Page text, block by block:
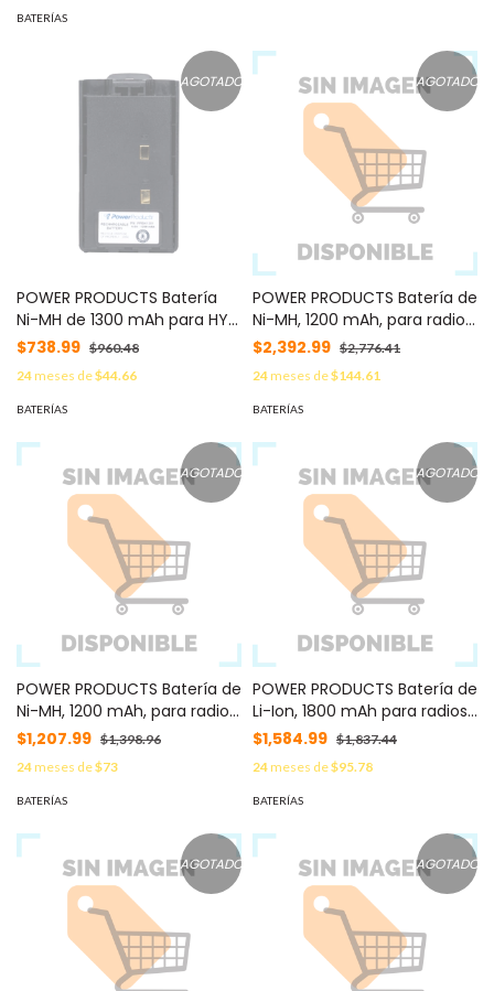
BATERÍAS
AGOTADO
POWER PRODUCTS Batería
Ni-MH de 1300 mAh para HYT
TC500 / TC-500U / TC-500V
MOD: PPBH1301
$738.99 $960.48
24meses de$44.66
BATERÍAS
AGOTADO
POWER PRODUCTS Batería de
Ni-MH, 1200 mAh, para radios
HYT TC600 / TC600U /
TC600V MOD: PPBL2010LI
$2,392.99 $2,776.41
24meses de$144.61
BATERÍAS
AGOTADO
POWER PRODUCTS Batería de
Ni-MH, 1200 mAh, para radios
HYT TC600 / TC600U /
TC600V MOD: PPBL1506LI
$1,207.99 $1,398.96
24meses de$73
BATERÍAS
AGOTADO
POWER PRODUCTS Batería de
Li-Ion, 1800 mAh para radios
HYT TC-700/780 MOD:
$1,584.99 $1,837.44
24meses de$95.78
BATERÍAS
AGOTADO AGOTADO